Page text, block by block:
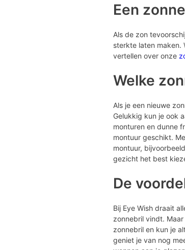
Een
Als de zon
sterkte laten maken.
vertellen over onze
Welke
Als je een nieuwe
Gelukkig kun je ook
monturen en dunne
montuur geschikt.
montuur,
gezicht het best
De
Bij Eye Wish draait
zonnebril vindt.
zonnebril en kun je
geniet je van nog